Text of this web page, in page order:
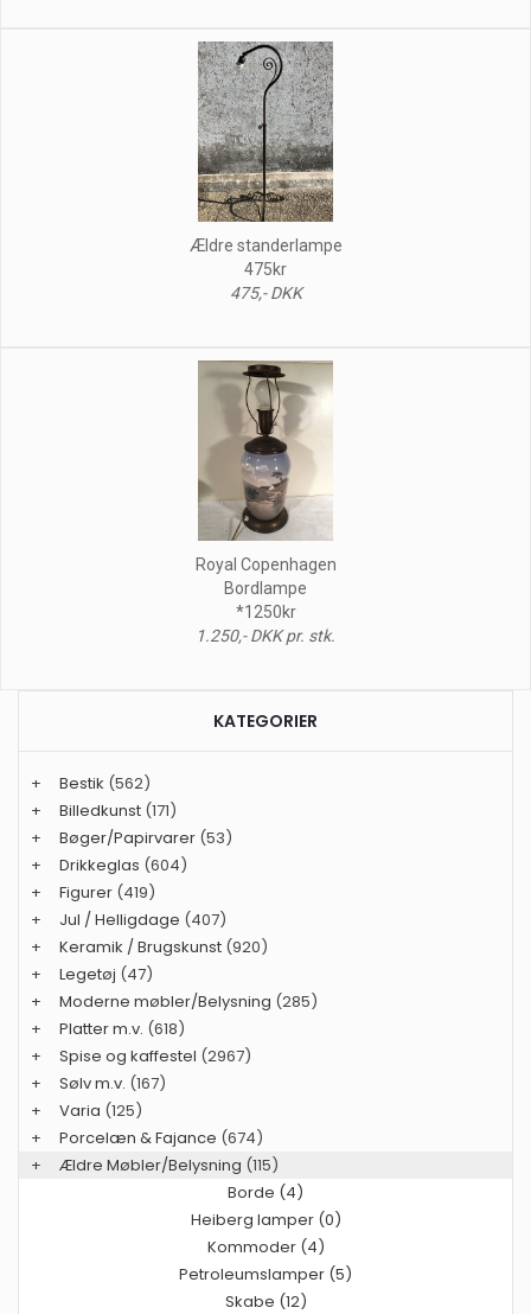
Ældre standerlampe
475kr
475,- DKK
Royal Copenhagen
Bordlampe
*1250kr
1.250,- DKK pr. stk.
KATEGORIER
+ Bestik (562)
+
Billedkunst (171)
+
Bøger/Papirvarer (53)
+
Drikkeglas (604)
+
Figurer (419)
+
Jul / Helligdage (407)
+
Keramik / Brugskunst (920)
+
Legetøj (47)
+
Moderne møbler/Belysning (285)
+
Platter m.v. (618)
+
Spise og kaffestel (2967)
+
Sølv m.v. (167)
+
Varia (125)
+
Porcelæn & Fajance (674)
+
Ældre Møbler/Belysning (115)
Borde (4)
Heiberg lamper (0)
Kommoder (4)
Petroleumslamper (5)
Skabe (12)